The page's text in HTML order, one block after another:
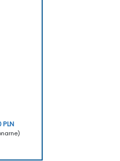
PLN